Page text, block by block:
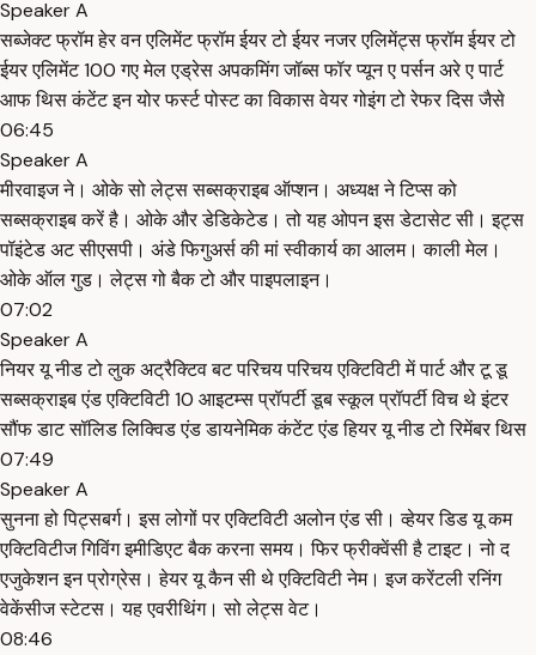
Speaker A
सब्जेक्ट फ्रॉम हेर वन एलिमेंट फ्रॉम ईयर टो ईयर नजर एलिमेंट्स फ्रॉम ईयर टो
ईयर एलिमेंट 100 गए मेल एड्रेस अपकमिंग जॉब्स फॉर प्यून ए पर्सन अरे ए पार्ट
आफ थिस कंटेंट इन योर फर्स्ट पोस्ट का विकास वेयर गोइंग टो रेफर दिस जैसे
06:45
Speaker A
मीरवाइज ने। ओके सो लेट्स सब्सक्राइब ऑप्शन। अध्यक्ष ने टिप्स को
सब्सक्राइब करें है। ओके और डेडिकेटेड। तो यह ओपन इस डेटासेट सी। इट्स
पॉइंटेड अट सीएसपी। अंडे फिगुअर्स की मां स्वीकार्य का आलम। काली मेल।
ओके ऑल गुड। लेट्स गो बैक टो और पाइपलाइन।
07:02
Speaker A
नियर यू नीड टो लुक अट्रैक्टिव बट परिचय परिचय एक्टिविटी में पार्ट और टू डू
सब्सक्राइब एंड एक्टिविटी 10 आइटम्स प्रॉपर्टी डूब स्कूल प्रॉपर्टी विच थे इंटर
सौंफ डाट सॉलिड लिक्विड एंड डायनेमिक कंटेंट एंड हियर यू नीड टो रिमेंबर थिस
07:49
Speaker A
सुनना हो पिट्सबर्ग। इस लोगों पर एक्टिविटी अलोन एंड सी। व्हेयर डिड यू कम
एक्टिविटीज गिविंग इमीडिएट बैक करना समय। फिर फ्रीक्वेंसी है टाइट। नो द
एजुकेशन इन प्रोग्रेस। हेयर यू कैन सी थे एक्टिविटी नेम। इज करेंटली रनिंग
वेकेंसीज स्टेटस। यह एवरीथिंग। सो लेट्स वेट।
08:46